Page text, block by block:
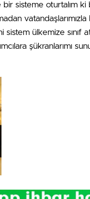
bir sisteme oturtalım
sistem ülkemize sınıf
şükranlarımı